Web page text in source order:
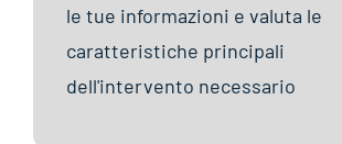
le tue informazioni e valuta le
caratteristiche principali
dell'intervento necessario